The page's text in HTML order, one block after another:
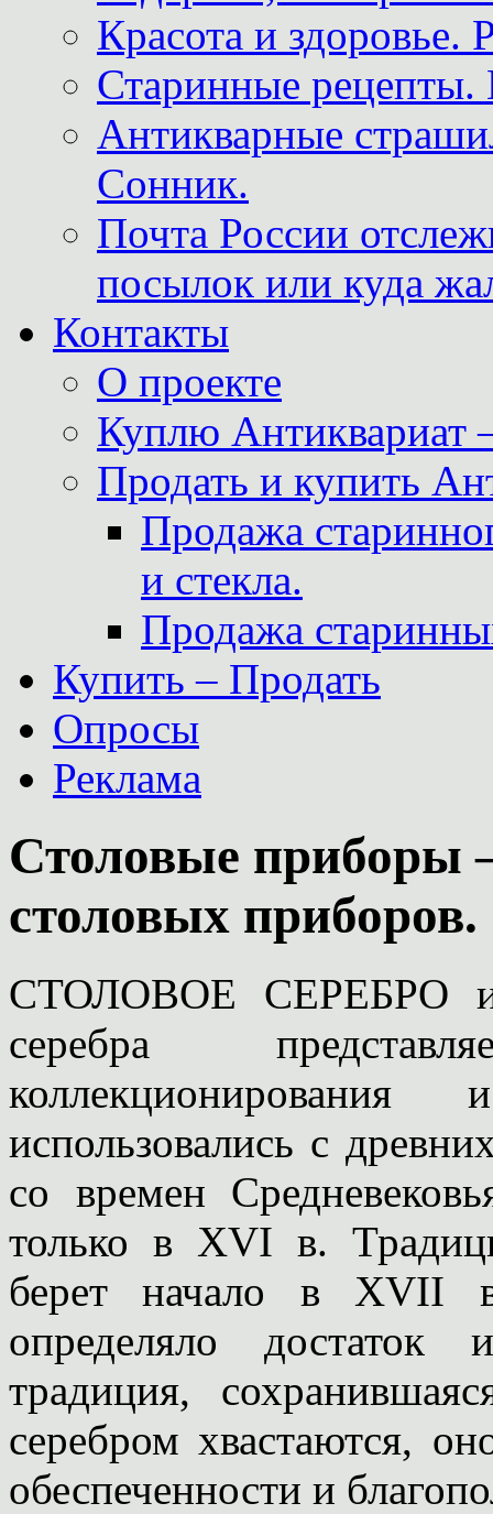
Красота и здоровье.
Старинные рецепты.
Антикварные
Сонник.
Почта России
посылок или куда
Контакты
О проекте
Куплю Антиквариат
Продать и купить
Продажа
и стекла.
Продажа
Купить – Продать
Опросы
Реклама
Столовые приборы
столовых приборов.
СТОЛОВОЕ СЕРЕБРО и
серебра
использовались с
со времен
только в ХVI в.
берет начало в ХVII
определяло достаток
традиция,
серебром хвастаются,
обеспеченности и